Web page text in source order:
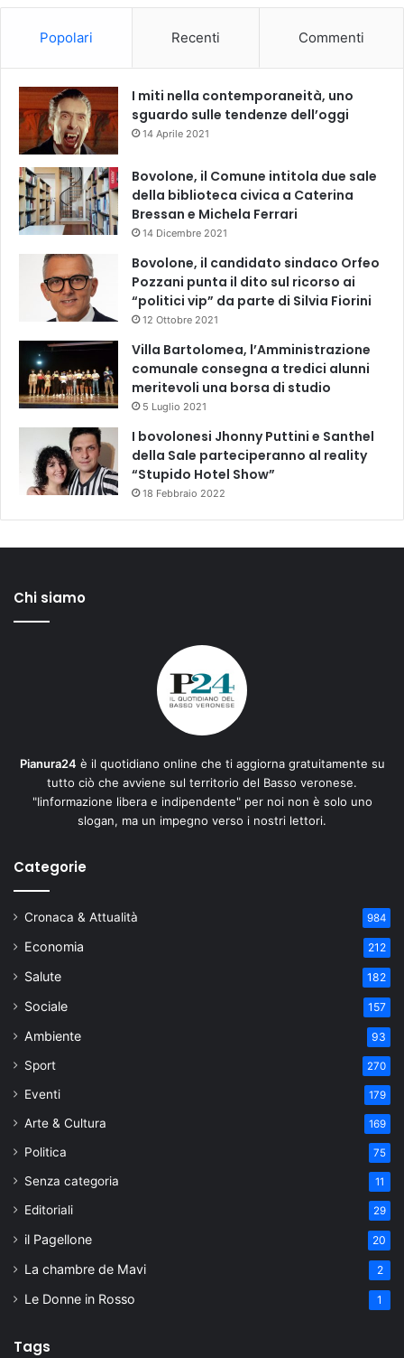
Popolari Recenti Commenti
I miti nella contemporaneità, uno
sguardo sulle tendenze dell’oggi
14 Aprile 2021
Bovolone, il Comune intitola due sale
della biblioteca civica a Caterina
Bressan e Michela Ferrari
14 Dicembre 2021
Bovolone, il candidato sindaco Orfeo
Pozzani punta il dito sul ricorso ai
“politici vip” da parte di Silvia Fiorini
12 Ottobre 2021
Villa Bartolomea, l’Amministrazione
comunale consegna a tredici alunni
meritevoli una borsa di studio
5 Luglio 2021
I bovolonesi Jhonny Puttini e Santhel
della Sale parteciperanno al reality
“Stupido Hotel Show”
18 Febbraio 2022
Chi siamo
Pianura24 è il quotidiano online che ti aggiorna gratuitamente su
tutto ciò che avviene sul territorio del Basso veronese.
"Iinformazione libera e indipendente" per noi non è solo uno
slogan, ma un impegno verso i nostri lettori.
Categorie
Cronaca & Attualità 984
Economia 212
Salute 182
Sociale 157
Ambiente 93
Sport 270
Eventi 179
Arte & Cultura 169
Politica 75
Senza categoria 11
Editoriali 29
il Pagellone 20
La chambre de Mavi 2
Le Donne in Rosso 1
Tags